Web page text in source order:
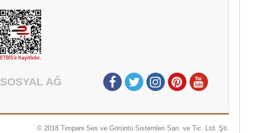
SOSYAL AĞ
© 2018 Timpani Ses ve Görüntü Sistemleri San. ve Tic. Ltd. Şti.